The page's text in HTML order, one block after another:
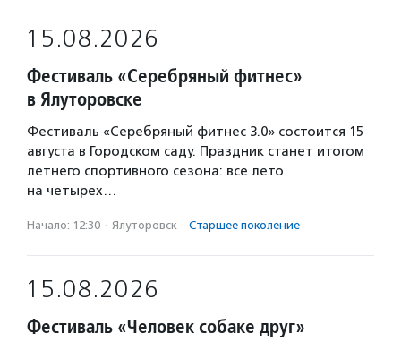
15.08.2026
Фестиваль «Серебряный фитнес»
в Ялуторовске
Фестиваль «Серебряный фитнес 3.0» состоится 15
августа в Городском саду. Праздник станет итогом
летнего спортивного сезона: все лето
на четырех…
Начало: 12:30 · Ялуторовск · Старшее поколение
15.08.2026
Фестиваль «Человек собаке друг»